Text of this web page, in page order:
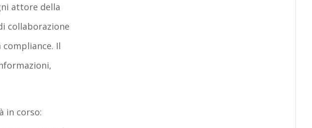
attore della
collaborazione
Il
in corso: